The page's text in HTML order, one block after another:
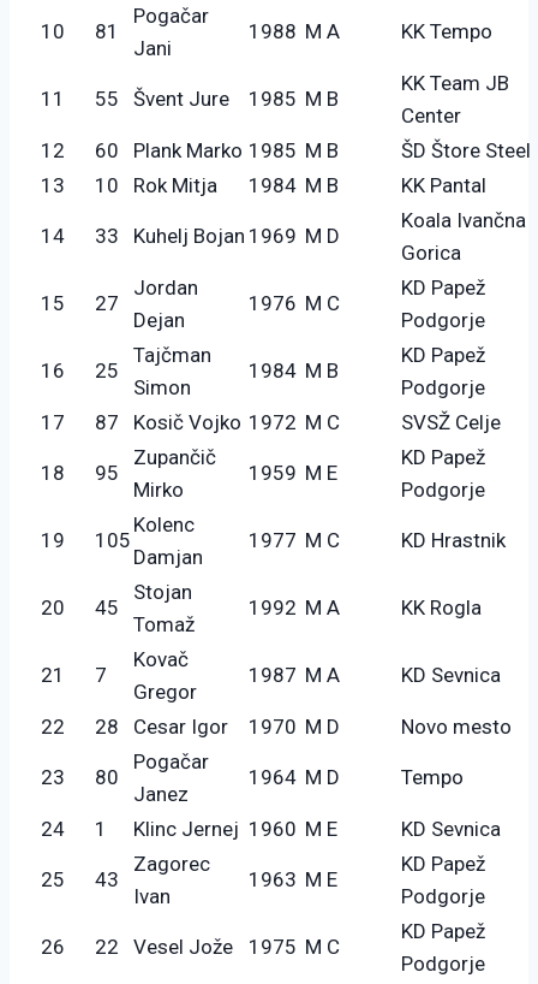
10 81
Pogačar
Jani
1988 M A KK Tempo
11 55 Švent Jure 1985 M B
KK Team JB
Center
12
60 Plank Marko 1985 M B
ŠD Štore Steel
13
10 Rok Mitja 1984 M B KK Pantal
14 33 Kuhelj Bojan 1969 M D
Koala Ivančna
Gorica
15 27
Jordan
Dejan
1976 M C
KD Papež
Podgorje
16 25
Tajčman
Simon
1984 M B
KD Papež
Podgorje
17
87 Kosič Vojko 1972 M C SVSŽ Celje
18 95
Zupančič
Mirko
1959 M E
KD Papež
Podgorje
19 105
Kolenc
Damjan
1977 M C KD Hrastnik
20 45
Stojan
Tomaž
1992 M A KK Rogla
21 7
Kovač
Gregor
1987 M A KD Sevnica
22 28 Cesar Igor 1970 M D Novo mesto
23 80
Pogačar
Janez
1964 M D Tempo
24 1 Klinc Jernej 1960 M E KD Sevnica
25 43
Zagorec
Ivan
1963 M E
KD Papež
Podgorje
26 22 Vesel Jože 1975 M C
KD Papež
Podgorje